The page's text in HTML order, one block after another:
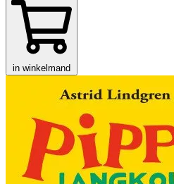
in winkelmand